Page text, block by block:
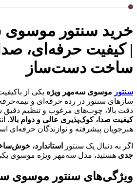
خرید سنتور موسوی
| کیفیت حرفه‌ای،
ساخت دست‌ساز
سنتور موسوی سه‌مهر ویژه یکی از
سازهای سنتور در رده حرفه‌ای و
دقت بالا، چوب‌های مرغوب و تنظیم دقیق
کیفیت صدا، کوک‌پذیری عالی و دوام بالا،
هنرجویان پیشرفته و نوازندگان حرفه‌ای
اگر به دنبال یک سنتور
استاندارد،
جدی هستید، مدل سه‌مهر ویژه موسوی
ویژگی‌های سنتور موسوی